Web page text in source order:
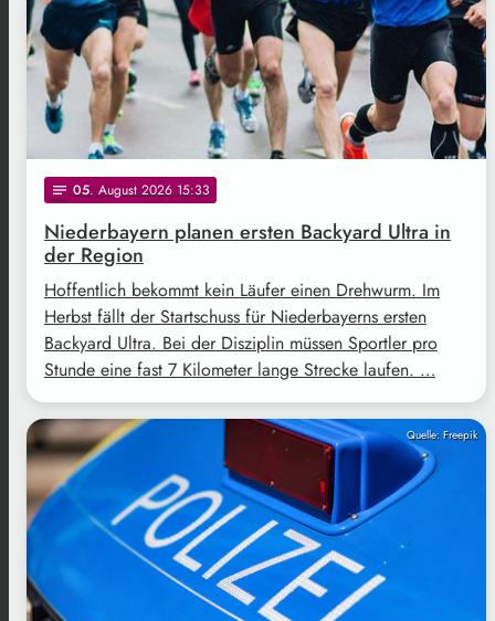
notes 05. August 2026 15:33
Niederbayern planen ersten Backyard Ultra in
der Region
Hoffentlich bekommt kein Läufer einen Drehwurm. Im
Herbst fällt der Startschuss für Niederbayerns ersten
Backyard Ultra. Bei der Disziplin müssen Sportler pro
Stunde eine fast 7 Kilometer lange Strecke laufen. …
Quelle: Freepik